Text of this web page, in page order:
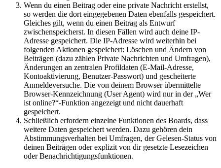
Wenn du einen Beitrag oder eine private Nachricht erstellst,
so werden die dort eingegebenen Daten ebenfalls gespeichert.
Gleiches gilt, wenn du einen Beitrag als Entwurf
zwischenspeicherst. In diesen Fällen wird auch deine IP-
Adresse gespeichert. Die IP-Adresse wird weiterhin bei
folgenden Aktionen gespeichert: Löschen und Ändern von
Beiträgen (dazu zählen Private Nachrichten und Umfragen),
Änderungen an zentralen Profildaten (E-Mail-Adresse,
Kontoaktivierung, Benutzer-Passwort) und gescheiterte
Anmeldeversuche. Die von deinem Browser übermittelte
Browser-Kennzeichnung (User Agent) wird nur in der „Wer
ist online?“-Funktion angezeigt und nicht dauerhaft
gespeichert.
Schließlich erfordern einzelne Funktionen des Boards, dass
weitere Daten gespeichert werden. Dazu gehören dein
Abstimmungsverhalten bei Umfragen, der Gelesen-Status von
deinen Beiträgen oder explizit von dir gesetzte Lesezeichen
oder Benachrichtigungsfunktionen.